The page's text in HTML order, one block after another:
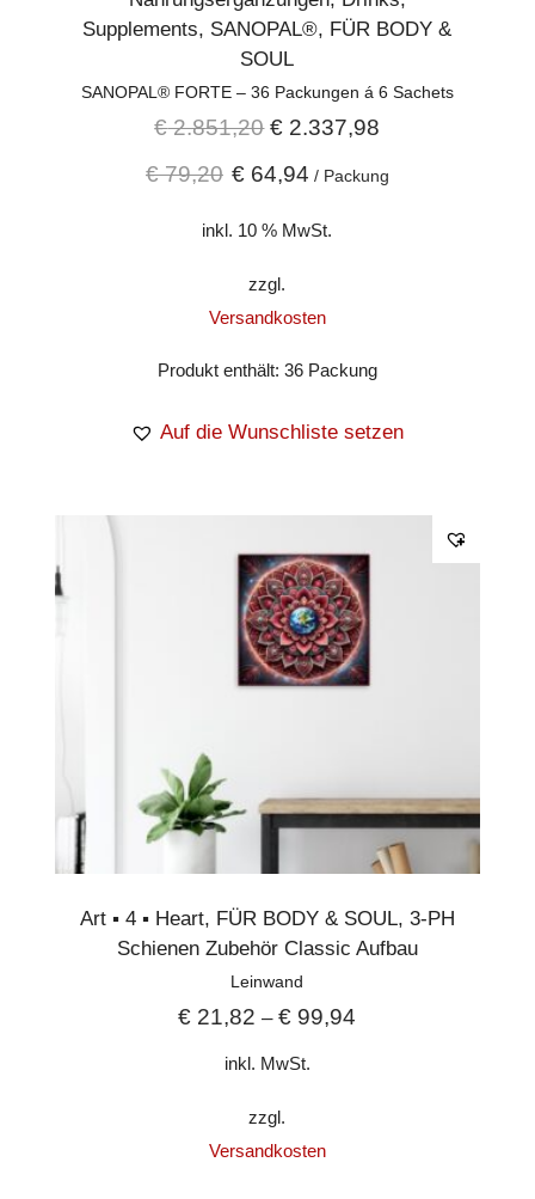
Supplements, SANOPAL®, FÜR BODY &
SOUL
SANOPAL® FORTE – 36 Packungen á 6 Sachets
€2.851,20 € 2.337,98
€79,20 €64,94 / Packung
inkl. 10 % MwSt.
zzgl.
Versandkosten
Produkt enthält: 36 Packung
Auf die Wunschliste setzen
Art ▪︎ 4 ▪︎ Heart, FÜR BODY & SOUL, 3-PH
Schienen Zubehör Classic Aufbau
Leinwand
€ 21,82 –€ 99,94
inkl. MwSt.
zzgl.
Versandkosten